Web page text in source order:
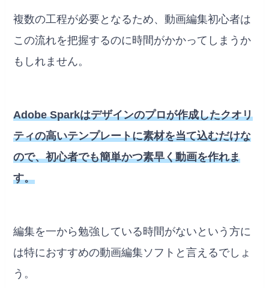
複数の工程が必要となるため、動画編集初心者は
この流れを把握するのに時間がかかってしまうか
もしれません。
Adobe Sparkはデザインのプロが作成したクオリ
ティの高いテンプレートに素材を当て込むだけな
ので、初心者でも簡単かつ素早く動画を作れま
す。
編集を一から勉強している時間がないという方に
は特におすすめの動画編集ソフトと言えるでしょ
う。